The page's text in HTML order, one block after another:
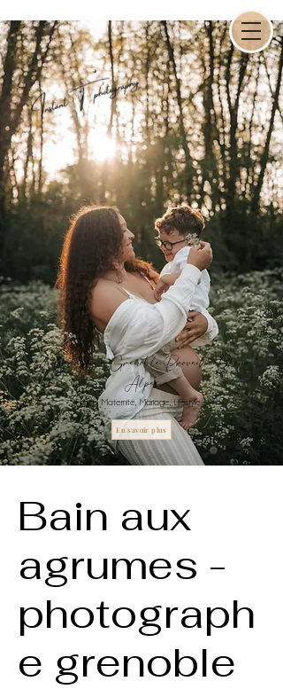
Photographe à Grenoble, Provence,Rhône-
Alpes
Famille, Maternité, Mariage, Lifestyle
En savoir plus
Bain aux
agrumes -
photograph
e grenoble